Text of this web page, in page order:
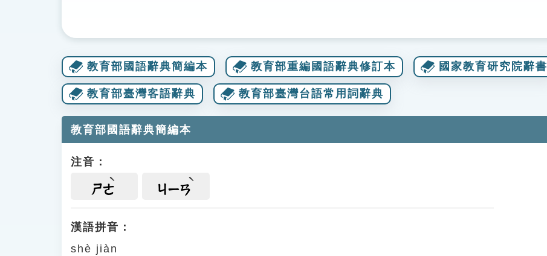
教育部國語辭典簡編本 教育部重編國語辭典修訂本 國家教育研究院辭書
教育部臺灣客語辭典 教育部臺灣台語常用詞辭典
教育部國語辭典簡編本
注音：
ㄕㄜ ㄐㄧㄢ
漢語拼音：
shè jiàn